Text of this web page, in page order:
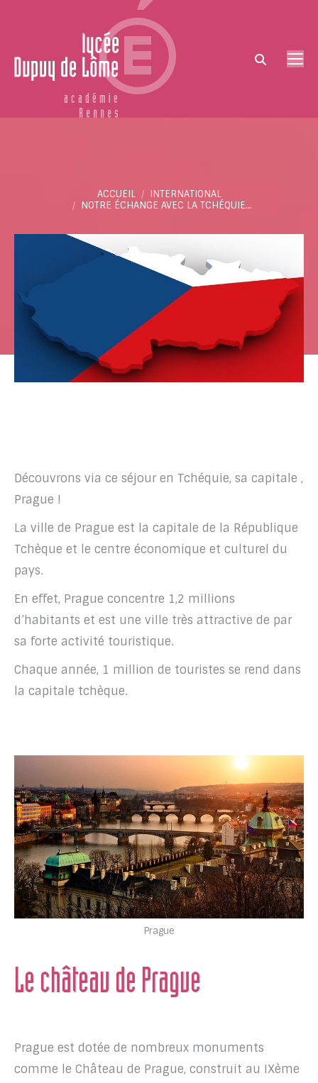
Search:
ACCUEIL
INTERNATIONAL
NOTRE ÉCHANGE AVEC LA TCHÉQUIE…
Découvrons via ce séjour en Tchéquie, sa capitale ,
Prague !
La ville de Prague est la capitale de la République
Tchèque et le centre économique et culturel du
pays.
En effet, Prague concentre 1,2 millions
d’habitants et est une ville très attractive de par
sa forte activité touristique.
Chaque année, 1 million de touristes se rend dans
la capitale tchèque.
Prague
Le château de Prague
Prague est dotée de nombreux monuments
comme le Château de Prague, construit au IXème